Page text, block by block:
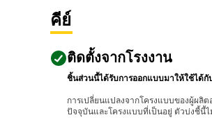
คีย์
ติดตั้งจากโรงงาน
ชิ้นส่วนนี้ได้รับการออกแบบมาให้ใช้ได้
การเปลี่ยนแปลงจากโครงแบบของผู้ผ
ปัจจุบันและโครงแบบที่เป็นอยู่ ตัวบ่งชี้นี้